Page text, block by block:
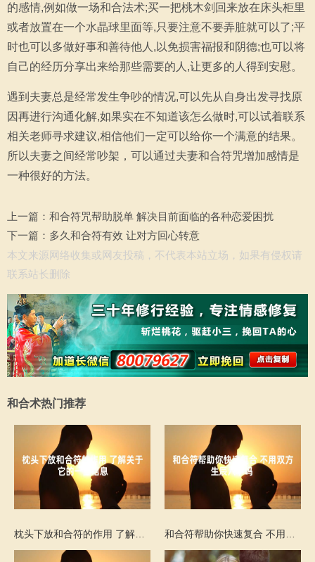
的感情,例如做一场和合法术;买一把桃木剑回来放在床头柜里
或者放置在一个水晶球里面等,只要注意不要弄脏就可以了;平
时也可以多做好事和善待他人,以免损害福报和阴德;也可以将
自己的经历分享出来给那些需要的人,让更多的人得到安慰。
遇到夫妻总是经常发生争吵的情况,可以先从自身出发寻找原
因再进行沟通化解,如果实在不知道该怎么做时,可以试着联系
相关老师寻求建议,相信他们一定可以给你一个满意的结果。
所以夫妻之间经常吵架，可以通过夫妻和合符咒增加感情是
一种很好的方法。
上一篇： 和合符咒帮助脱单 解决目前面临的各种恋爱困扰
下一篇： 多久和合符有效 让对方回心转意
本文来源网络收集或网友投稿，不代表本站立场，如果有侵权请
联系站长删除
和合术热门推荐
枕头下放和合符的作用 了解关于它的一些信息 和合符帮助你快速复合 不用双方生辰八字吗